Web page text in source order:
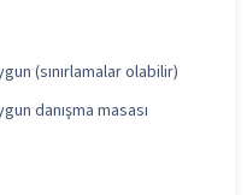
(sınırlamalar olabilir)
danışma masası